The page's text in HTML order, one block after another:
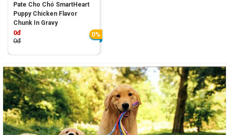
Pate Cho Chó SmartHeart
Puppy Chicken Flavor
Chunk In Gravy
0đ
0đ
0%